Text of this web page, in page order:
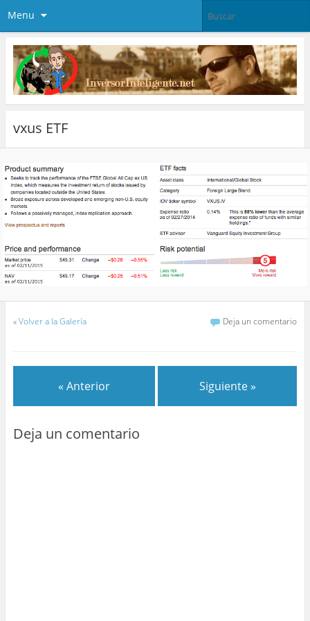
Menu
vxus ETF
«Volver a la Galería Deja un comentario
« Anterior Siguiente »
Deja un comentario